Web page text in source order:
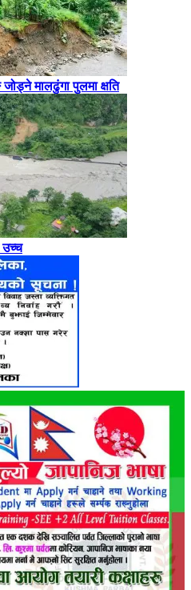
मालढुंगा पुलमा क्षति
उच्च